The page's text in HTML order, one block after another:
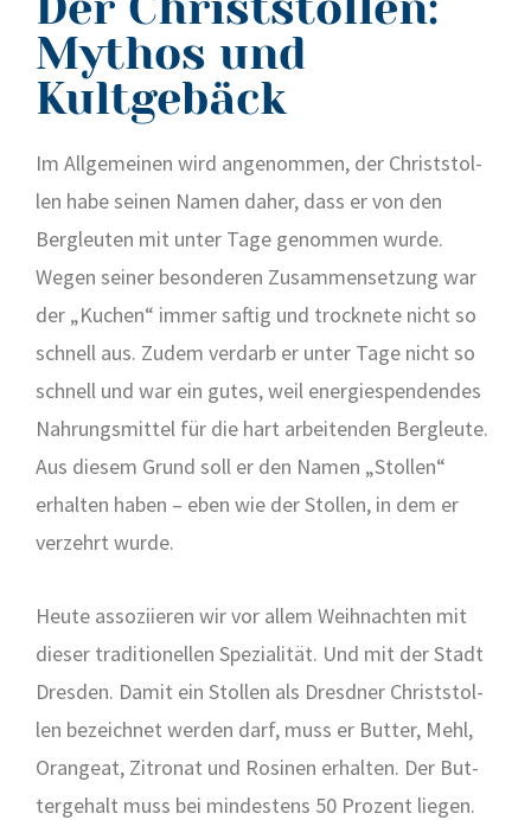
Mythos und
Kultgebäck
Im All­ge­mei­nen wird ange­nom­men, der Christ­stol­
len habe sei­nen Namen daher, dass er von den
Berg­leu­ten mit unter Tage genom­men wur­de.
Wegen sei­ner beson­de­ren Zusam­men­set­zung war
der „Kuchen“ immer saf­tig und trock­ne­te nicht so
schnell aus. Zudem ver­darb er unter Tage nicht so
schnell und war ein gutes, weil ener­gie­spen­den­des
Nah­rungs­mit­tel für die hart arbei­ten­den Berg­leu­te.
Aus die­sem Grund soll er den Namen „Stol­len“
erhal­ten haben – eben wie der Stol­len, in dem er
ver­zehrt wur­de.
Heu­te asso­zi­ie­ren wir vor allem Weih­nach­ten mit
die­ser tra­di­tio­nel­len Spe­zia­li­tät. Und mit der Stadt
Dres­den. Damit ein Stol­len als Dresd­ner Christ­stol­
len bezeich­net wer­den darf, muss er But­ter, Mehl,
Oran­geat, Zitro­nat und Rosi­nen erhal­ten. Der But­
ter­ge­halt muss bei min­des­tens 50 Pro­zent lie­gen.